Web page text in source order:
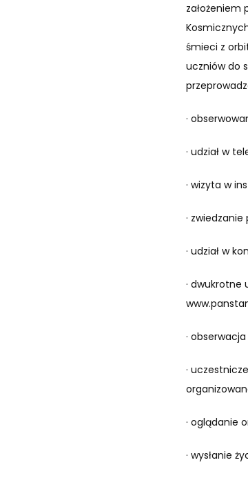
założeniem
śmieci z
uczniów do
·
· udział w
· wizyta w
·
· udział w
· dwukrotne
·
·
· oglądanie
· wysłanie